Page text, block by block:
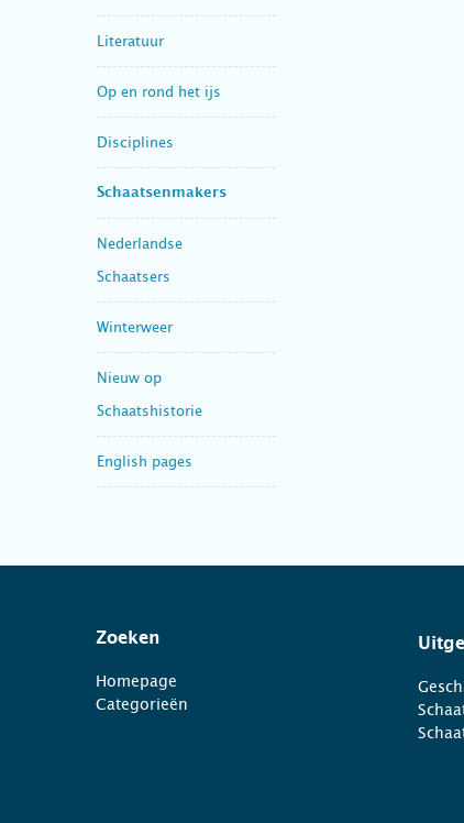
Literatuur
Op en rond het ijs
Disciplines
Schaatsenmakers
Nederlandse
Schaatsers
Winterweer
Nieuw op
Schaatshistorie
English pages
Zoeken
Homepage
Categorieën